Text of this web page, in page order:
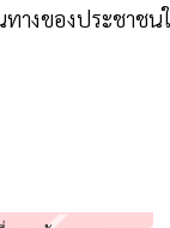
ทางของประชาชน